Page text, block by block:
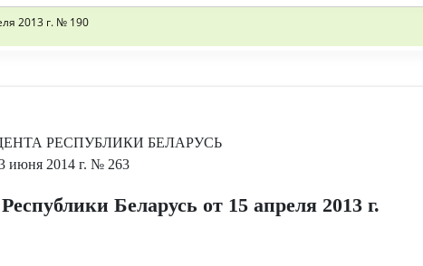
2013 г. № 190
РЕСПУБЛИКИ БЕЛАРУСЬ
июня 2014 г. № 263
Беларусь от 15 апреля 2013 г.